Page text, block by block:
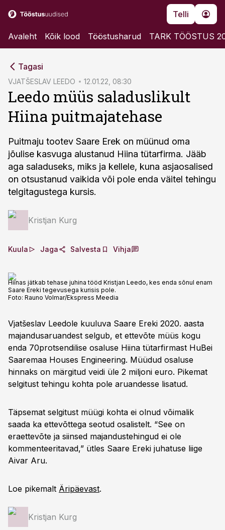
Telli
Avaleht Kõik lood Tööstusharud TARK TÖÖSTUS
Tagasi
VJATŠESLAV LEEDO 12.01.22, 08:30
Leedo müüs saladuslikult
Hiina puitmajatehase
Puitmaju tootev Saare Erek on müünud oma
jõulise kasvuga alustanud Hiina tütarfirma. Jääb
aga saladuseks, miks ja kellele, kuna asjaosalised
on otsustanud vaikida või pole enda väitel tehingu
telgitagustega kursis.
Kristjan Kurg
Kuula Jaga Salvesta Vihja
Hiinas jätkab tehase juhina tööd Kristjan Leedo, kes enda sõnul enam
Saare Ereki tegevusega kurisis pole.
Foto: Rauno Volmar/Ekspress Meedia
Vjatšeslav Leedole kuuluva Saare Ereki 2020. aasta
majandusaruandest selgub, et ettevõte müüs kogu
enda 70protsendilise osaluse Hiina tütarfirmast HuBei
Saaremaa Houses Engineering. Müüdud osaluse
hinnaks on märgitud veidi üle 2 miljoni euro. Pikemat
selgitust tehingu kohta pole aruandesse lisatud.
Täpsemat selgitust müügi kohta ei olnud võimalik
saada ka ettevõttega seotud osalistelt. “See on
eraettevõte ja siinsed majandustehingud ei ole
kommenteeritavad,” ütles Saare Ereki juhatuse liige
Aivar Aru.
Loe pikemalt Äripäevast.
Kristjan Kurg